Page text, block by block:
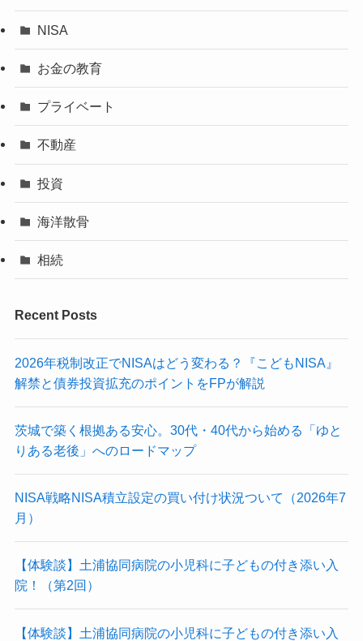
NISA
お金の教育
プライベート
不動産
投資
海洋散骨
相続
Recent Posts
2026年税制改正でNISAはどう変わる？『こどもNISA』
解禁と債券投資拡充のポイントをFPが解説
茨城で築く根拠ある安心。30代・40代から始める「ゆと
りある老後」へのロードマップ
NISA戦略NISA積立設定の買い付け状況ついて（2026年7
月）
【体験談】土浦協同病院の小児科に子どもの付き添い入
院！（第2回）
【体験談】土浦協同病院の小児科に子どもの付き添い入